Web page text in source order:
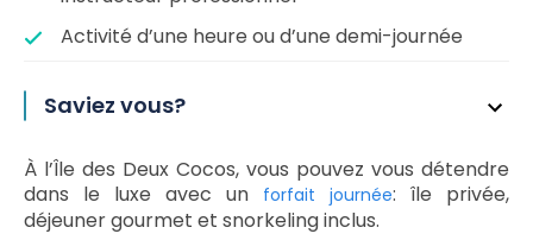
Activité d’une heure ou d’une demi-journée
Saviez vous?
À l’Île des Deux Cocos, vous pouvez vous détendre
dans le luxe avec un
forfait journée: île privée,
déjeuner gourmet et snorkeling inclus.